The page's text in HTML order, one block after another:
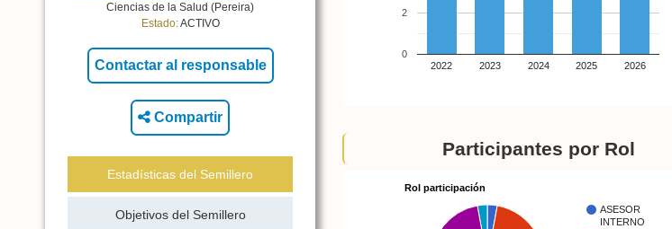
Ciencias de la Salud (Pereira)
Estado:ACTIVO
Compartir
Estadísticas del Semillero
Objetivos del Semillero
2022 2023 2024 2025 2026
0
2
Participantes por Rol
Rol participación
ASESOR
INTERNO